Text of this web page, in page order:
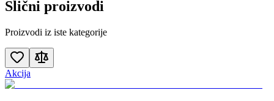
Slični proizvodi
Proizvodi iz iste kategorije
Akcija